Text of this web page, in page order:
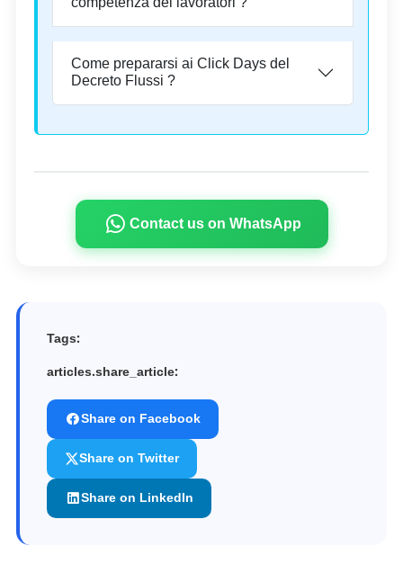
Come prepararsi ai Click Days del
Decreto Flussi ?
Contact us on WhatsApp
Tags:
articles.share_article:
Share on Facebook
Share on Twitter
Share on LinkedIn